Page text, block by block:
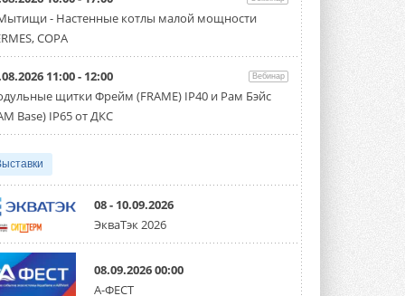
- Настенные котлы малой мощности
COPA
11:00 - 12:00 Вебинар
щитки Фрейм (FRAME) IP40 и Рам Бэйс
Base) IP65 от ДКС
08 - 10.09.2026
ЭкваТэк 2026
08.09.2026 00:00
А-ФЕСТ